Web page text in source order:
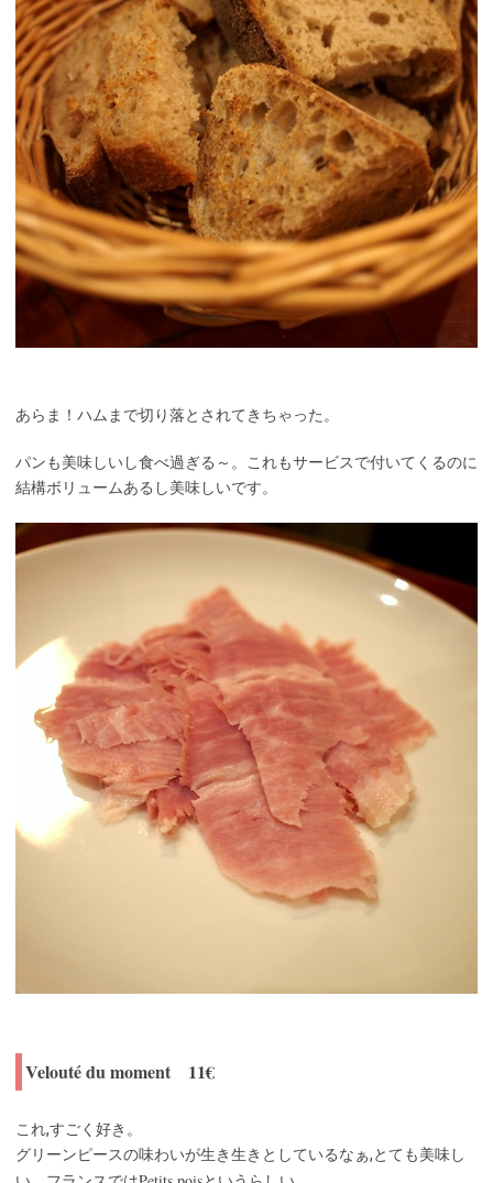
あらま！ハムまで切り落とされてきちゃった。
パンも美味しいし食べ過ぎる～。これもサービスで付いてくるのに
結構ボリュームあるし美味しいです。
Velouté du moment 11€
これ,すごく好き。
グリーンピースの味わいが生き生きとしているなぁ,とても美味し